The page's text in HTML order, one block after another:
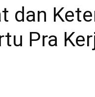
dan
Pra